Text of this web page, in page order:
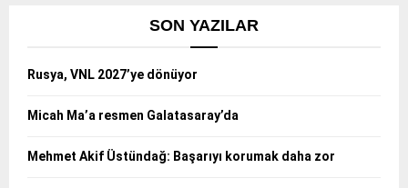
SON YAZILAR
Rusya, VNL 2027’ye dönüyor
Micah Ma’a resmen Galatasaray’da
Mehmet Akif Üstündağ: Başarıyı korumak daha zor